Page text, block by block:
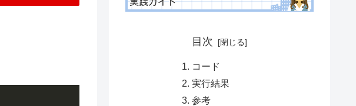
目次
コード
実行結果
参考